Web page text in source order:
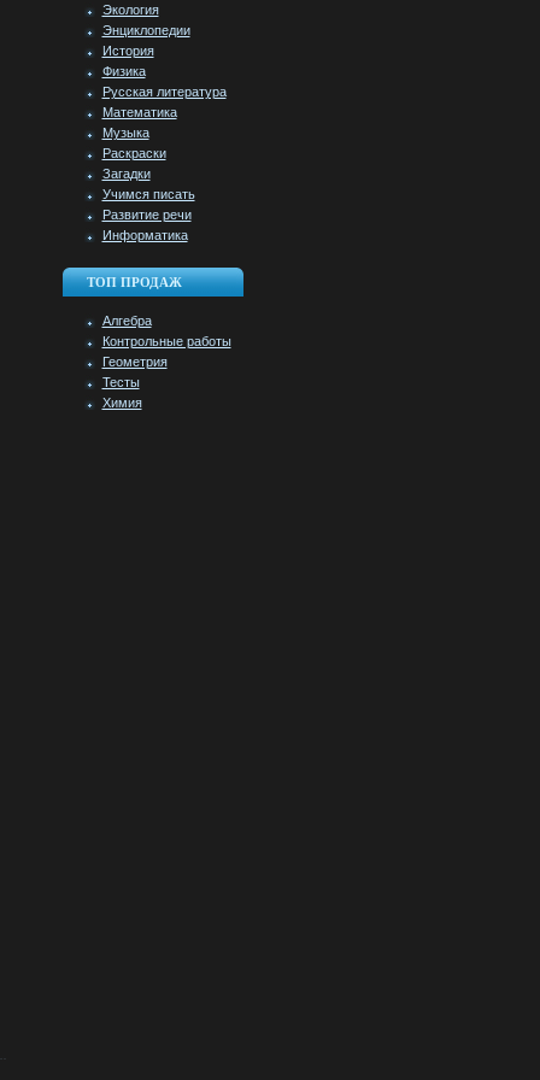
Экология
Энциклопедии
История
Физика
Русская литература
Математика
Музыка
Раскраски
Загадки
Учимся писать
Развитие речи
Информатика
ТОП ПРОДАЖ
Алгебра
Контрольные работы
Геометрия
Тесты
Химия